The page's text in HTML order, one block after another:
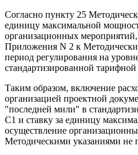
Согласно пункту 25
единицу максимальной
организационных
Приложения N 2 к
период регулирования на
стандартизированной
Таким образом, включение
организацией проектной
"последней мили" в
С1 и ставку за единицу
осуществление
Методическими указаниями не